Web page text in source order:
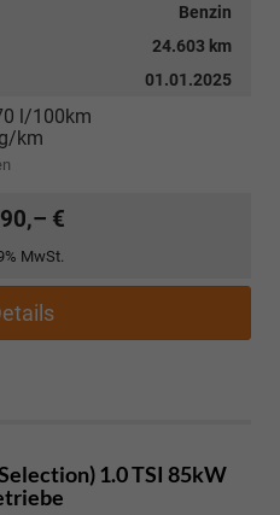
Benzin
24.603 km
01.01.2025
l/100km
km
€
MwSt.
drucken
1.0 TSI 85kW